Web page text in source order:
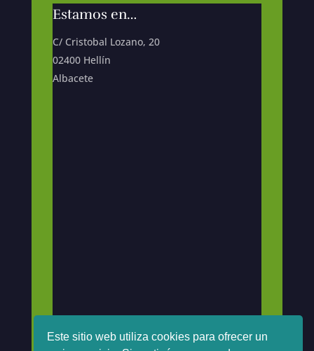
Este sitio web utiliza cookies para ofrecer un
Estamos en…
C/ Cristobal Lozano, 20
02400 Hellín
Albacete